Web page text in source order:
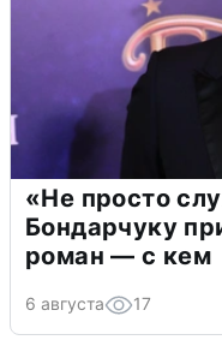
«Не просто
Бондарчуку
роман — с кем
6 августа 17